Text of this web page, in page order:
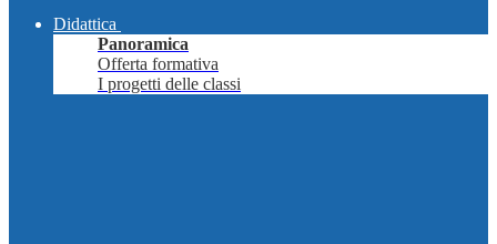
Didattica
Panoramica
Offerta formativa
I progetti delle classi